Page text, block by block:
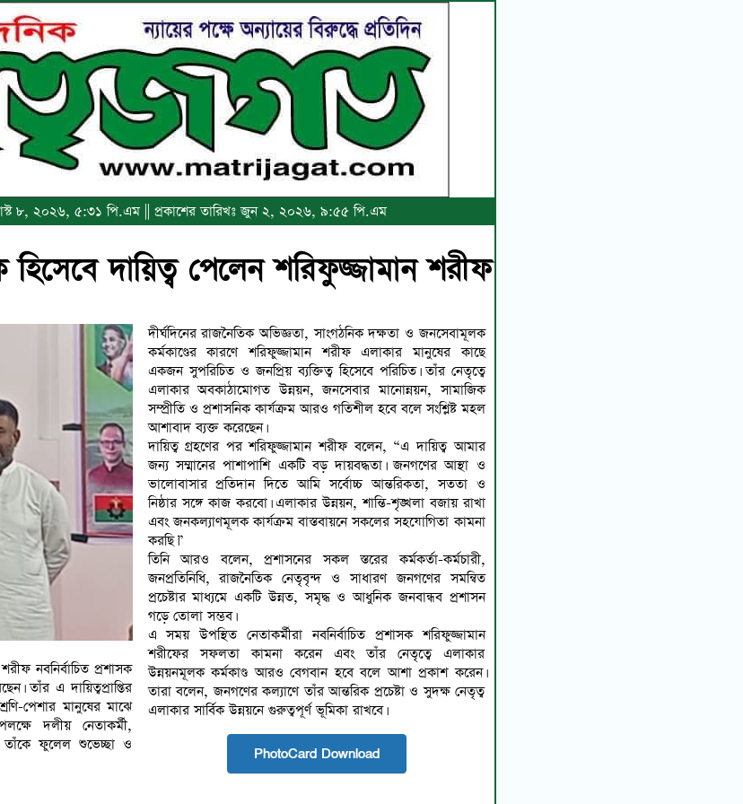
৮, ২০২৬, ৫:৩১ পি.এম || প্রকাশের তারিখঃ জুন ২, ২০২৬, ৯:৫৫ পি.এম
হিসেবে দায়িত্ব পেলেন শরিফুজ্জামান শরীফ
নবনির্বাচিত প্রশাসক
তাঁর এ দায়িত্বপ্রাপ্তির
পেশার মানুষের মাঝে
দলীয় নেতাকর্মী,
তাঁকে ফুলেল শুভেচ্ছা ও
দীর্ঘদিনের রাজনৈতিক অভিজ্ঞতা, সাংগঠনিক দক্ষতা ও জনসেবামূলক
কর্মকাণ্ডের কারণে শরিফুজ্জামান শরীফ এলাকার মানুষের কাছে
একজন সুপরিচিত ও জনপ্রিয় ব্যক্তিত্ব হিসেবে পরিচিত। তাঁর নেতৃত্বে
এলাকার অবকাঠামোগত উন্নয়ন, জনসেবার মানোন্নয়ন, সামাজিক
সম্প্রীতি ও প্রশাসনিক কার্যক্রম আরও গতিশীল হবে বলে সংশ্লিষ্ট মহল
আশাবাদ ব্যক্ত করেছেন।
দায়িত্ব গ্রহণের পর শরিফুজ্জামান শরীফ বলেন, “এ দায়িত্ব আমার
জন্য সম্মানের পাশাপাশি একটি বড় দায়বদ্ধতা। জনগণের আস্থা ও
ভালোবাসার প্রতিদান দিতে আমি সর্বোচ্চ আন্তরিকতা, সততা ও
নিষ্ঠার সঙ্গে কাজ করবো। এলাকার উন্নয়ন, শান্তি-শৃঙ্খলা বজায় রাখা
এবং জনকল্যাণমূলক কার্যক্রম বাস্তবায়নে সকলের সহযোগিতা কামনা
করছি।”
তিনি আরও বলেন, প্রশাসনের সকল স্তরের কর্মকর্তা-কর্মচারী,
জনপ্রতিনিধি, রাজনৈতিক নেতৃবৃন্দ ও সাধারণ জনগণের সমন্বিত
প্রচেষ্টার মাধ্যমে একটি উন্নত, সমৃদ্ধ ও আধুনিক জনবান্ধব প্রশাসন
গড়ে তোলা সম্ভব।
এ সময় উপস্থিত নেতাকর্মীরা নবনির্বাচিত প্রশাসক শরিফুজ্জামান
শরীফের সফলতা কামনা করেন এবং তাঁর নেতৃত্বে এলাকার
উন্নয়নমূলক কর্মকাণ্ড আরও বেগবান হবে বলে আশা প্রকাশ করেন।
তারা বলেন, জনগণের কল্যাণে তাঁর আন্তরিক প্রচেষ্টা ও সুদক্ষ নেতৃত্ব
এলাকার সার্বিক উন্নয়নে গুরুত্বপূর্ণ ভূমিকা রাখবে।
PhotoCard Download